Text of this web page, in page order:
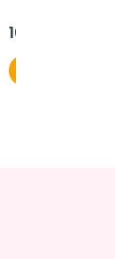
16,95 €